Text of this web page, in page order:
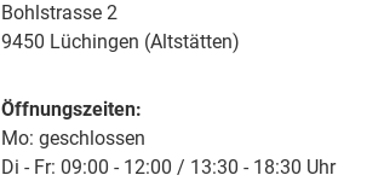
Bohlstrasse 2
9450 Lüchingen (Altstätten)
Öffnungszeiten:
Mo: geschlossen
Di - Fr: 09:00 - 12:00 / 13:30 - 18:30 Uhr